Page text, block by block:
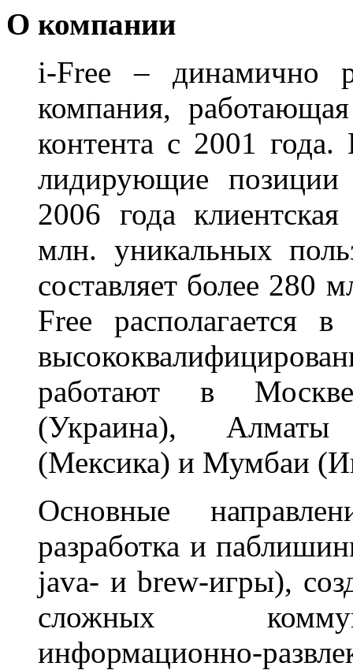
О компании
i-Free – динамично
компания,
контента c 2001
лидирующие
2006 года
млн. уникальных
составляет более 280
Free располагается
работают в
(Украина), Алматы
(Мексика) и Мумбаи
Основные
разработка и
java- и brew-игры),
сложных
информационно-